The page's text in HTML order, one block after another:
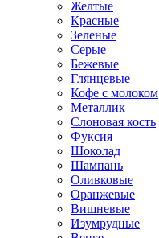
Желтые
Красные
Зеленые
Серые
Бежевые
Глянцевые
Кофе с молоком
Металлик
Слоновая кость
Фуксия
Шоколад
Шампань
Оливковые
Оранжевые
Вишневые
Изумрудные